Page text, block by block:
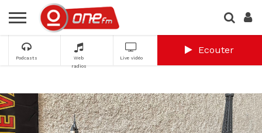
Podcasts
Web
radios
Live vidéo
Ecouter